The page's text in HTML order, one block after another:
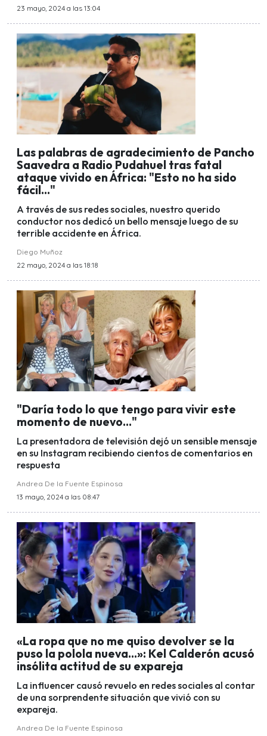
23 mayo, 2024 a las 13:04
Las palabras de agradecimiento de Pancho
Saavedra a Radio Pudahuel tras fatal
ataque vivido en África: "Esto no ha sido
fácil..."
A través de sus redes sociales, nuestro querido
conductor nos dedicó un bello mensaje luego de su
terrible accidente en África.
Diego Muñoz
22 mayo, 2024 a las 18:18
"Daría todo lo que tengo para vivir este
momento de nuevo..."
La presentadora de televisión dejó un sensible mensaje
en su Instagram recibiendo cientos de comentarios en
respuesta
Andrea De la Fuente Espinosa
13 mayo, 2024 a las 08:47
«La ropa que no me quiso devolver se la
puso la polola nueva...»: Kel Calderón acusó
insólita actitud de su expareja
La influencer causó revuelo en redes sociales al contar
de una sorprendente situación que vivió con su
expareja.
Andrea De la Fuente Espinosa